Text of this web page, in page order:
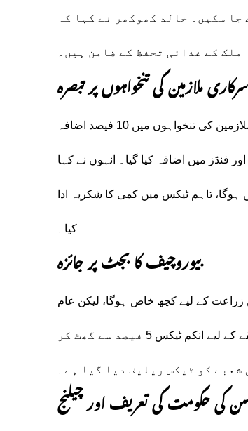
سکیں۔ خالد کھوکھر نے کہا کہ
ملک کے غذائی تحفظ کے ضامن ہیں۔
ملازمین کی تنخواہوں پر تبصرہ
ایکسپریس میڈیا گروپ کے گروپ ایڈیٹر ایاز خان نے کہا کہ حکومت نے سرکاری ملازمین کی تنخواہوں میں 10 فیصد اضافہ
فنڈز میں اضافہ کیا گیا۔ انہوں نے کہا
تاہم ٹیکس میں کمی کا شکریہ ادا
کیا۔
بیوروچیف کا بجٹ پر جائزہ
زراعت کے لیے کچھ خاص ہوگا، لیکن عام
آدمی کے لیے سستا آٹا اور روٹی بھی ضروری ہے۔ انہوں نے کہا کہ تنخواہ دار طبقے کے لیے انکم ٹیکس 5 فیصد سے گھٹ کر
کو ٹیکس ریلیف دیا گیا ہے۔
کی حکومت کی تعریف اور چیلنج